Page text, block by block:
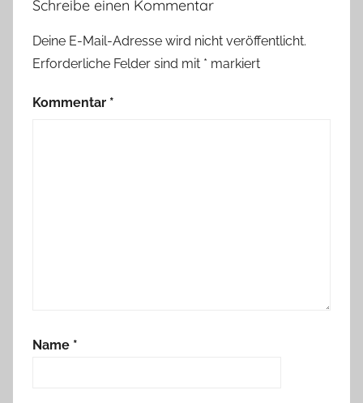
Schreibe einen Kommentar
Deine E-Mail-Adresse wird nicht veröffentlicht.
Erforderliche Felder sind mit * markiert
Kommentar *
Name *